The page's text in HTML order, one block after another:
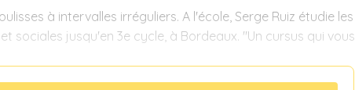
à intervalles irréguliers. A l'école, Serge Ruiz étudie les
sociales jusqu'en 3e cycle, à Bordeaux. "Un cursus qui vous